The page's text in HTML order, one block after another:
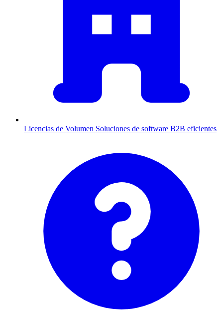
Licencias de Volumen Soluciones de software B2B eficientes